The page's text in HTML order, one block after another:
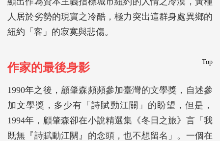
人居於劣勢的現實之冷酷，極力突出這群身處異鄉的
紐約「客」的寂寞與悲傷。
Top
作家的最後身影
1990年之後，顧肇森頻頻參加臺灣的文學獎，自述參
加文學獎，多少有「詩賦動江關」的盼望，但是，
1994年，顧肇森卻在小說精選集《冬日之旅》言「我
既無『詩賦動江關』的念頭，也不想留名」。一個在